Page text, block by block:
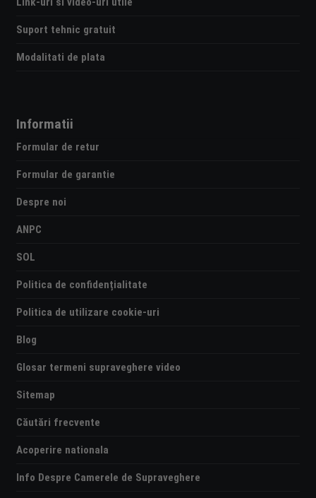
Suport tehnic gratuit
Modalitati de plata
Informatii
Formular de retur
Formular de garantie
Despre noi
ANPC
SOL
Politica de confidențialitate
Politica de utilizare cookie-uri
Blog
Glosar termeni supraveghere video
Sitemap
Căutări frecvente
Acoperire nationala
Info Despre Camerele de Supraveghere